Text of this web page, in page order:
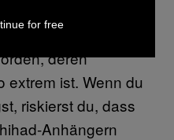
Gruppen
deren
extrem ist. Wenn du
riskierst du, dass
Anhängern
for free